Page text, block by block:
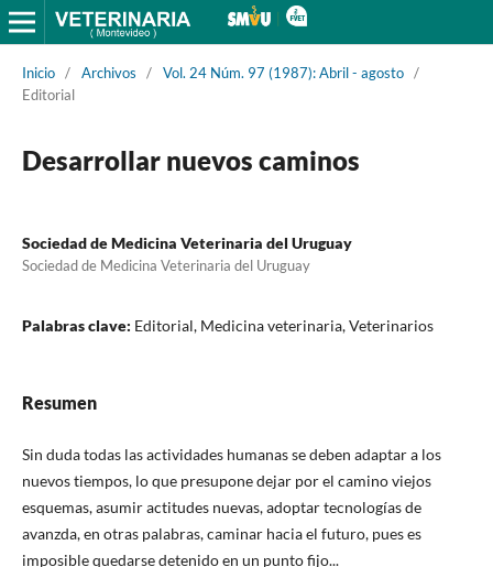
Inicio / Archivos / Vol. 24 Núm. 97 (1987): Abril - agosto /
Editorial
Desarrollar nuevos caminos
Sociedad de Medicina Veterinaria del Uruguay
Sociedad de Medicina Veterinaria del Uruguay
Palabras clave: Editorial, Medicina veterinaria, Veterinarios
Resumen
Sin duda todas las actividades humanas se deben adaptar a los
nuevos tiempos, lo que presupone dejar por el camino viejos
esquemas, asumir actitudes nuevas, adoptar tecnologías de
avanzda, en otras palabras, caminar hacia el futuro, pues es
imposible quedarse detenido en un punto fijo...